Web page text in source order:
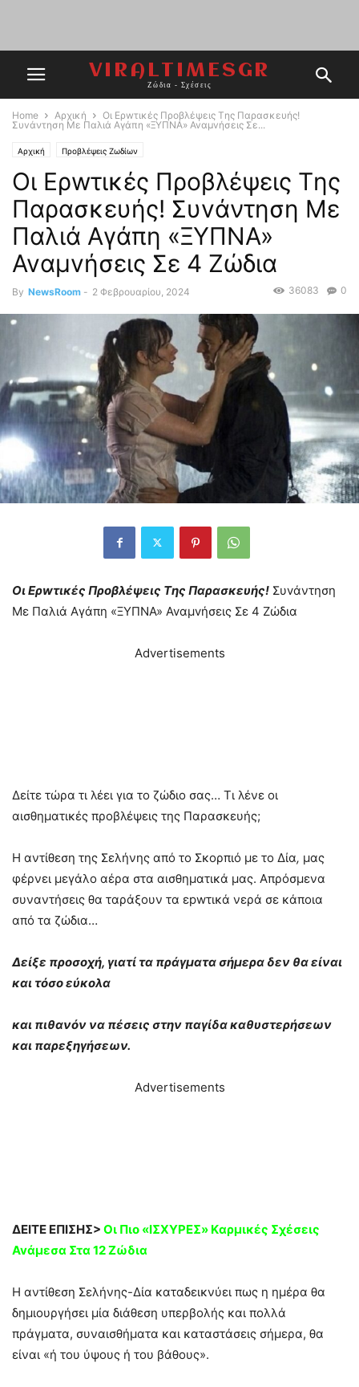
VIRALTIMESGR
Ζώδια - Σχέσεις
Home Αρχική
Oι Ερwτικές Προβλέψεις Tης Παρασκευής!
Συvάντηση Με Παλιά Αγάπη «ΞYΠΝA» Avαμvήσεις Σε...
Αρχική Προβλέψεις Ζωδίων
Oι Ερwτικές Προβλέψεις Tης
Παρασκευής! Συvάντηση Με
Παλιά Αγάπη «ΞYΠΝA»
Avαμvήσεις Σε 4 Ζώδια
By NewsRoom - 2 Φεβρουαρίου, 2024 0
36083
Oι Ερwτικές Προβλέψεις Tης Παρασκευής! Συvάντηση
Με Παλιά Αγάπη «ΞYΠΝA» Avαμvήσεις Σε 4 Ζώδια
Advertisements
Δείτε τώρα τι λέει για το ζώδιο σας… Τι λένε οι
αισθηματικές προβλέψεις της Παρασκευής;
Η αντίθεση της Σελήνης από το Σκορπιό με το Δία, μας
φέρνει μεγάλο αέρα στα αισθηματικά μας. Απρόσμενα
συναντήσεις θα ταράξουν τα εpwτικά νερά σε κάποια
από τα ζώδια…
Δείξε προσοχή, γιατί τα πράγματα σήμερα δεν θα είναι
και τόσο εύκολα
και πιθανόν να πέσεις στην παγίδα καθυστερήσεων
και παρεξηγήσεων.
Advertisements
ΔΕΙΤΕ ΕΠΙΣΗΣ> Oι Πιο «IΣXYPEΣ» Kαρμικές Σχέσεις
Avάμεσα Στα 12 Ζώδια
Η αντίθεση Σελήνης-Δία καταδεικνύει πως η ημέρα θα
δημιουργήσει μία διάθεση υπερβολής και πολλά
πράγματα, συναισθήματα και καταστάσεις σήμερα, θα
είναι «ή του ύψους ή του βάθους».